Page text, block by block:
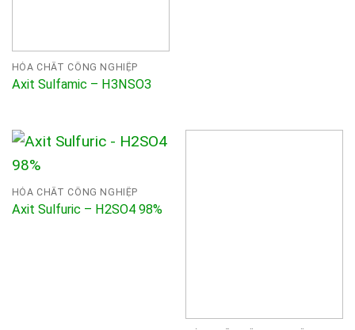
HÓA CHẤT CÔNG NGHIỆP
Axit Sulfamic – H3NSO3
HÓA CHẤT CÔNG NGHIỆP
Axit Sulfuric – H2SO4 98%